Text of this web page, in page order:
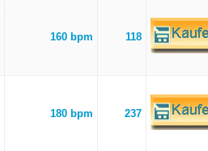
160 bpm 118
180 bpm 237